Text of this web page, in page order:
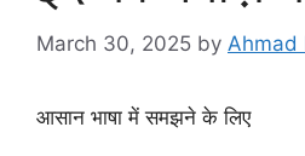
March 30, 2025 by Ahmad
आसान भाषा में समझने के लिए